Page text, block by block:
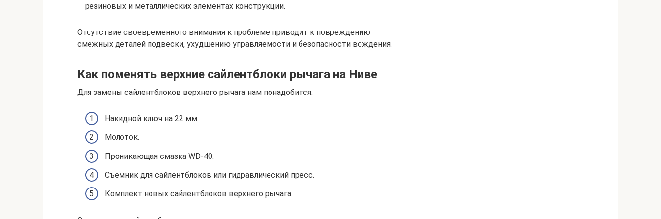
резиновых и металлических элементах конструкции.
Отсутствие своевременного внимания к проблеме приводит к повреждению
смежных деталей подвески, ухудшению управляемости и безопасности вождения.
Как поменять верхние сайлентблоки рычага на Ниве
Для замены сайлентблоков верхнего рычага нам понадобится:
Накидной ключ на 22 мм.
Молоток.
Проникающая смазка WD-40.
Съемник для сайлентблоков или гидравлический пресс.
Комплект новых сайлентблоков верхнего рычага.